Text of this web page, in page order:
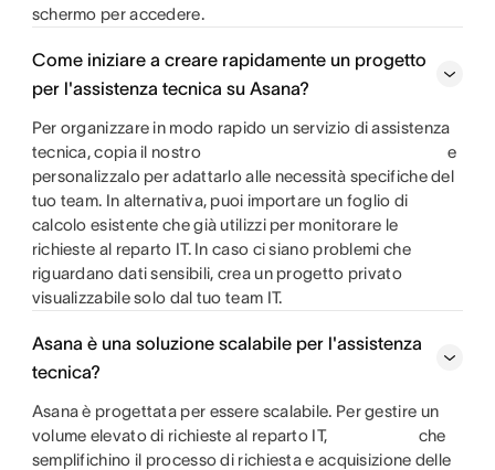
schermo per accedere.
Come iniziare a creare rapidamente un progetto
per l'assistenza tecnica su Asana?
Per organizzare in modo rapido un servizio di assistenza
tecnica, copia il nostro
e
personalizzalo per adattarlo alle necessità specifiche del
tuo team. In alternativa, puoi importare un foglio di
calcolo esistente che già utilizzi per monitorare le
richieste al reparto IT. In caso ci siano problemi che
riguardano dati sensibili, crea un progetto privato
visualizzabile solo dal tuo team IT.
Asana è una soluzione scalabile per l'assistenza
tecnica?
Asana è progettata per essere scalabile. Per gestire un
volume elevato di richieste al reparto IT,
che
semplifichino il processo di richiesta e acquisizione delle